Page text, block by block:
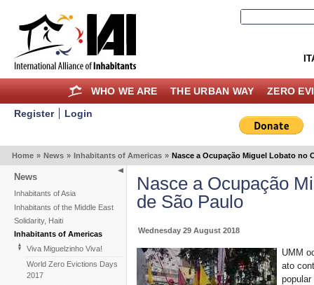
WHO WE ARE THE URBAN WAY ZERO
Register Login
Home » News » Inhabitants of Americas » Nasce a Ocupação Miguel Lobato no
News
Inhabitants of Asia
Inhabitants of the Middle East
Solidarity, Haiti
Inhabitants of Americas
Viva Miguelzinho Viva!
World Zero Evictions Days
2017
Nasce a Ocupação
de São Paulo
Wednesday 29 August 2018
UMM
ato